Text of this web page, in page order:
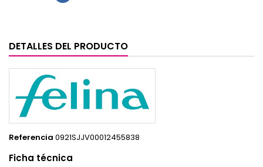
DETALLES DEL PRODUCTO
Referencia 0921SJJV00012455838
Ficha técnica